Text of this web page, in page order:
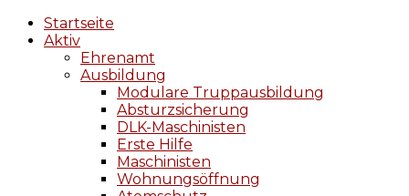
Startseite
Aktiv
Ehrenamt
Ausbildung
Modulare Truppausbildung
Absturzsicherung
DLK-Maschinisten
Erste Hilfe
Maschinisten
Wohnungsöffnung